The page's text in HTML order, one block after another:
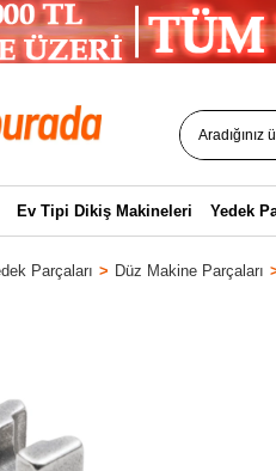
Ev Tipi Dikiş Makineleri Yedek
Parçaları Düz Makine Parçaları